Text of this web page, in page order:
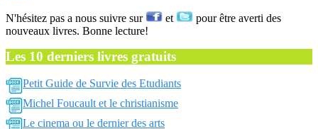
N'hésitez pas a nous suivre sur et
pour être averti des
nouveaux livres. Bonne lecture!
Les 10 derniers livres gratuits
Petit Guide de Survie des Etudiants
Michel Foucault et le christianisme
Le cinema ou le dernier des arts